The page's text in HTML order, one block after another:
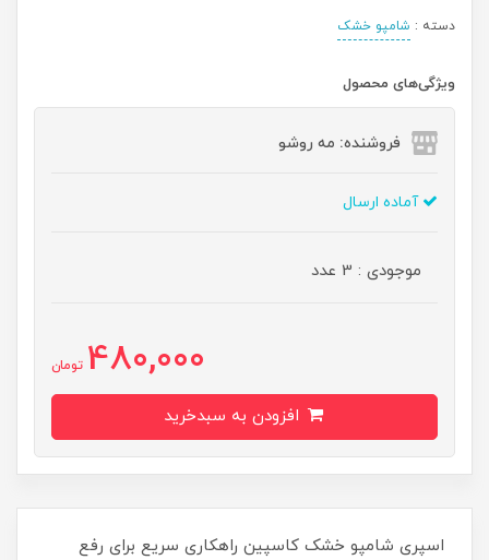
دسته : شامپو خشک
ویژگی‌های محصول
فروشنده: مه رو‌شو
آماده ارسال
موجودی : 3 عدد
480,000 تومان
اسپری شامپو خشک کاسپین راهکاری سریع برای رفع